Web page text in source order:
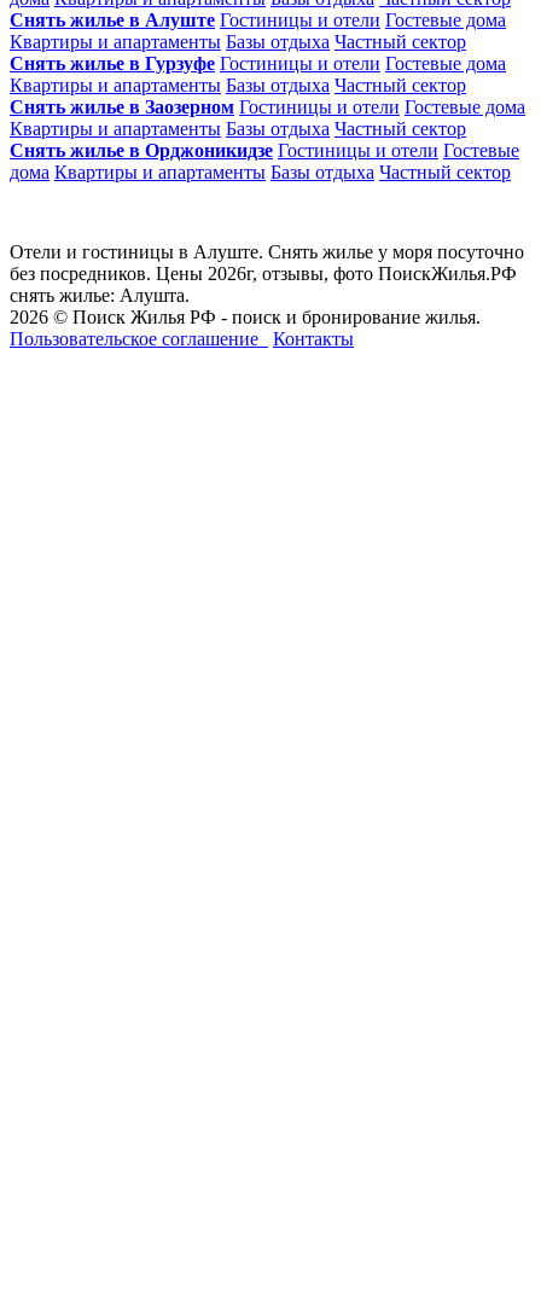
Снять жилье в Алуште Гостиницы и отели Гостевые дома
Квартиры и апартаменты Базы отдыха Частный сектор
Снять жилье в Гурзуфе Гостиницы и отели Гостевые дома
Квартиры и апартаменты Базы отдыха Частный сектор
Снять жилье в Заозерном Гостиницы и отели Гостевые дома
Квартиры и апартаменты Базы отдыха Частный сектор
Снять жилье в Орджоникидзе Гостиницы и отели Гостевые
дома Квартиры и апартаменты Базы отдыха Частный сектор
Отели и гостиницы в Алуште. Снять жилье у моря посуточно
без посредников. Цены 2026г, отзывы, фото ПоискЖилья.РФ
снять жилье: Алушта.
2026 © Поиск Жилья РФ - поиск и бронирование жилья.
Пользовательское соглашение
Контакты